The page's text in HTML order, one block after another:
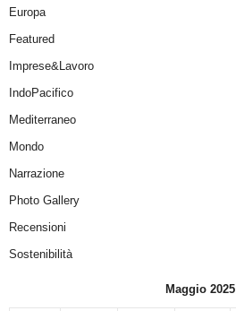
Europa
Featured
Imprese&Lavoro
IndoPacifico
Mediterraneo
Mondo
Narrazione
Photo Gallery
Recensioni
Sostenibilità
Maggio 2025